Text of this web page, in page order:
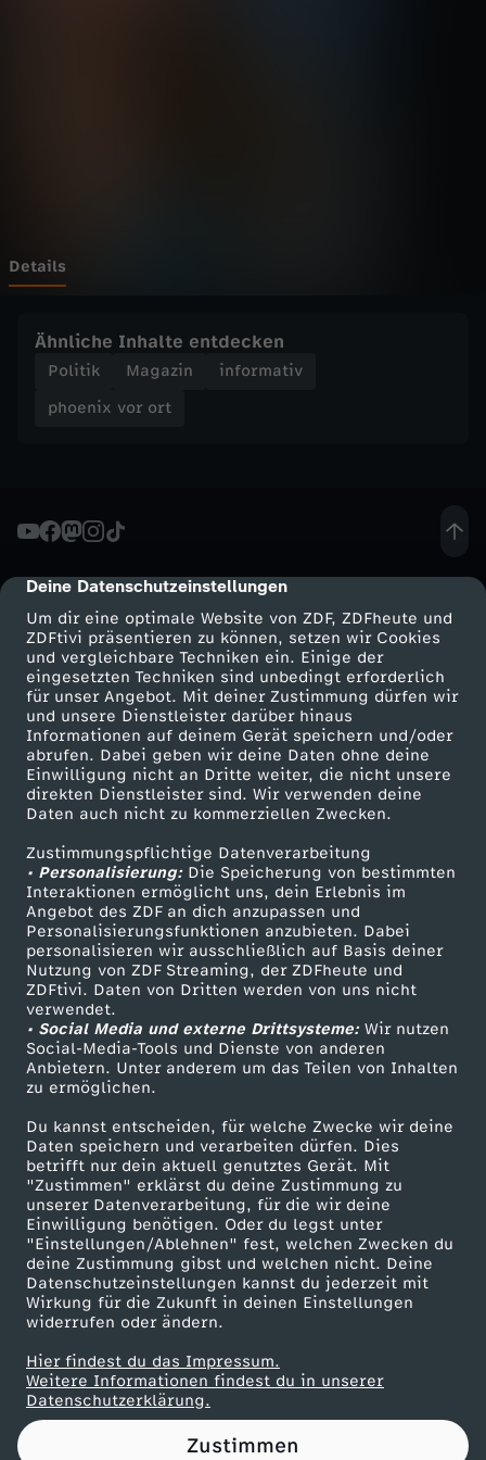
cmp-dialog-description
Deine Datenschutzeinstellungen
Um dir eine optimale Website von ZDF, ZDFheute und
ZDFtivi präsentieren zu können, setzen wir Cookies
und vergleichbare Techniken ein. Einige der
eingesetzten Techniken sind unbedingt erforderlich
für unser Angebot. Mit deiner Zustimmung dürfen wir
und unsere Dienstleister darüber hinaus
Informationen auf deinem Gerät speichern und/oder
abrufen. Dabei geben wir deine Daten ohne deine
Einwilligung nicht an Dritte weiter, die nicht unsere
direkten Dienstleister sind. Wir verwenden deine
Daten auch nicht zu kommerziellen Zwecken.
Zustimmungspflichtige Datenverarbeitung
• Personalisierung:Die Speicherung von bestimmten
Interaktionen ermöglicht uns, dein Erlebnis im
Angebot des ZDF an dich anzupassen und
Personalisierungsfunktionen anzubieten. Dabei
personalisieren wir ausschließlich auf Basis deiner
Nutzung von ZDF Streaming, der ZDFheute und
ZDFtivi. Daten von Dritten werden von uns nicht
verwendet.
• Social Media und externe Drittsysteme:Wir nutzen
Social-Media-Tools und Dienste von anderen
Anbietern. Unter anderem um das Teilen von Inhalten
zu ermöglichen.
Du kannst entscheiden, für welche Zwecke wir deine
Daten speichern und verarbeiten dürfen. Dies
betrifft nur dein aktuell genutztes Gerät. Mit
"Zustimmen" erklärst du deine Zustimmung zu
unserer Datenverarbeitung, für die wir deine
Einwilligung benötigen. Oder du legst unter
"Einstellungen/Ablehnen" fest, welchen Zwecken du
deine Zustimmung gibst und welchen nicht. Deine
Datenschutzeinstellungen kannst du jederzeit mit
Wirkung für die Zukunft in deinen Einstellungen
widerrufen oder ändern.
Hier findest du das Impressum.
Weitere Informationen findest du in unserer
Datenschutzerklärung.
Zustimmen
t
I
w
i
l
l
m
i
c
h
j
e
t
z
t
a
u
f
d
i
Details
Ähnliche Inhalte entdecken
Politik Magazin
informativ
phoenix vor ort
Mehr ZDF
ZDF-Apps
Smart TV
ZDFtext
Livestreams
Sendungen A-Z
TV-Programm
Service
ZDFmitreden
Kontakt zum ZDF
Tickets
Zuschauerservice
Hilfe
ZDF Unternehmen
Karriere
ZDF goes Schule
Werbefernsehen
Mainzelmännchen
Partner